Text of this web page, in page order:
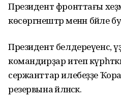
Президент фронттағы
көсөргәнештәр менән бәйле
Президент белдереүенсә,
командирҙар итеп
сержанттар илебеҙҙе
резервына әйләнәсәк.